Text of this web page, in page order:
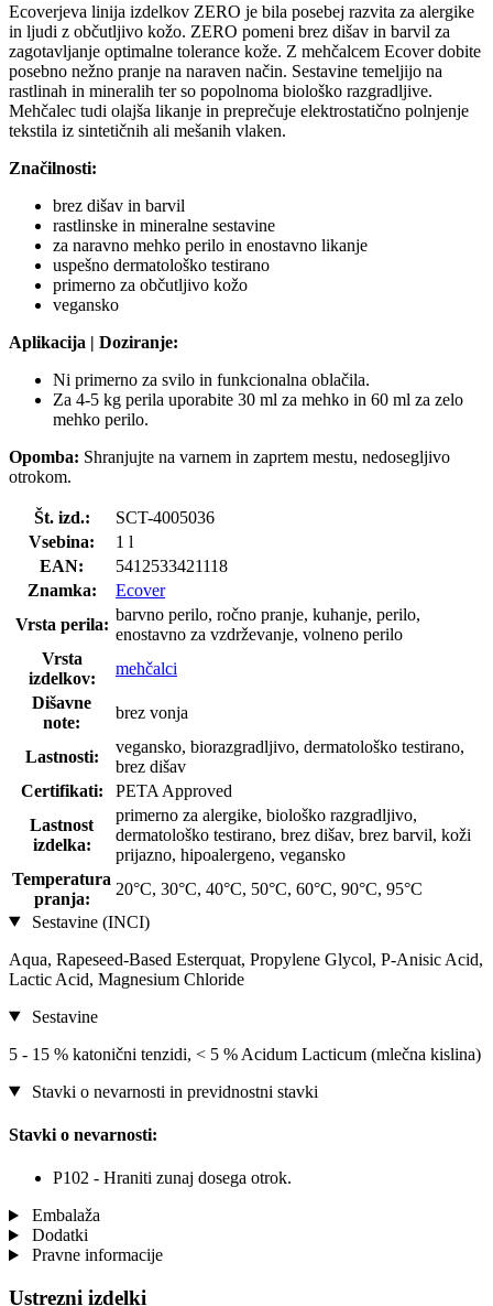
Ecoverjeva linija izdelkov ZERO je bila posebej razvita za alergike
in ljudi z občutljivo kožo. ZERO pomeni brez dišav in barvil za
zagotavljanje optimalne tolerance kože. Z mehčalcem Ecover dobite
posebno nežno pranje na naraven način. Sestavine temeljijo na
rastlinah in mineralih ter so popolnoma biološko razgradljive.
Mehčalec tudi olajša likanje in preprečuje elektrostatično polnjenje
tekstila iz sintetičnih ali mešanih vlaken.
Značilnosti:
brez dišav in barvil
rastlinske in mineralne sestavine
za naravno mehko perilo in enostavno likanje
uspešno dermatološko testirano
primerno za občutljivo kožo
vegansko
Aplikacija | Doziranje:
Ni primerno za svilo in funkcionalna oblačila.
Za 4-5 kg perila uporabite 30 ml za mehko in 60 ml za zelo
mehko perilo.
Opomba: Shranjujte na varnem in zaprtem mestu, nedosegljivo
otrokom.
Št. izd.:
SCT-4005036
Vsebina:
1 l
EAN:
5412533421118
Znamka:
Ecover
Vrsta perila:
barvno perilo, ročno pranje, kuhanje, perilo,
enostavno za vzdrževanje, volneno perilo
Vrsta
izdelkov:
mehčalci
Dišavne
note:
brez vonja
Lastnosti:
vegansko, biorazgradljivo, dermatološko testirano,
brez dišav
Certifikati:
PETA Approved
Lastnost
izdelka:
primerno za alergike, biološko razgradljivo,
dermatološko testirano, brez dišav, brez barvil, koži
prijazno, hipoalergeno, vegansko
Temperatura
pranja:
20°C, 30°C, 40°C, 50°C, 60°C, 90°C, 95°C
Sestavine (INCI)
Aqua, Rapeseed-Based Esterquat, Propylene Glycol, P-Anisic Acid,
Lactic Acid, Magnesium Chloride
Sestavine
5 - 15 % katonični tenzidi, < 5 % Acidum Lacticum (mlečna kislina)
Stavki o nevarnosti in previdnostni stavki
Stavki o nevarnosti:
P102 - Hraniti zunaj dosega otrok.
Embalaža
Dodatki
Pravne informacije
Ustrezni izdelki